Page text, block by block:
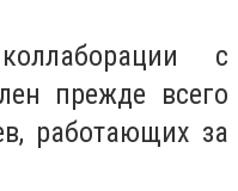
с
прежде всего
работающих за